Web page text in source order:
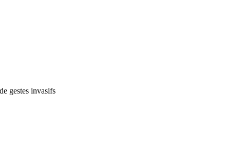
gestes invasifs